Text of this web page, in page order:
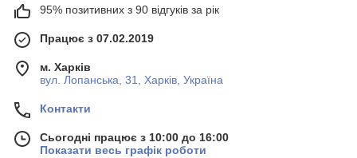
95% позитивних з 90 відгуків за рік
Працює з 07.02.2019
м. Харків
вул. Лопанська, 31, Харків, Україна
Контакти
Сьогодні працює з 10:00 до 16:00
Показати весь графік роботи